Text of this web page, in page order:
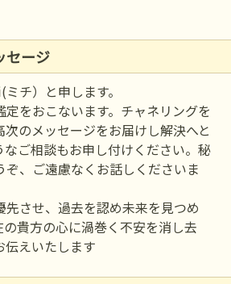
セージ
チ）と申します。
をおこないます。チャネリングを
のメッセージをお届けし解決へと
ご相談もお申し付けください。秘
、ご遠慮なくお話しくださいま
させ、過去を認め未来を見つめ
貴方の心に渦巻く不安を消し去
伝えいたします